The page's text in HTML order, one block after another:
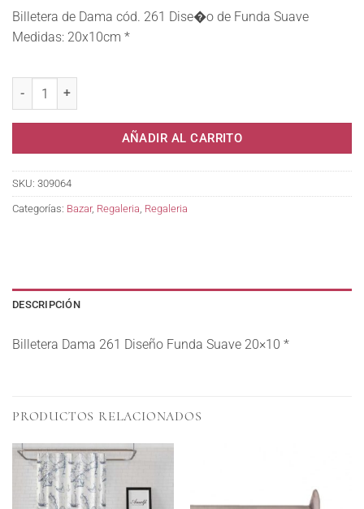
Billetera de Dama cód. 261 Dise�o de Funda Suave
Medidas: 20x10cm *
AÑADIR AL CARRITO
SKU: 309064
Categorías: Bazar, Regaleria Regaleria
DESCRIPCIÓN
Billetera Dama 261 Diseño Funda Suave 20×10 *
PRODUCTOS RELACIONADOS